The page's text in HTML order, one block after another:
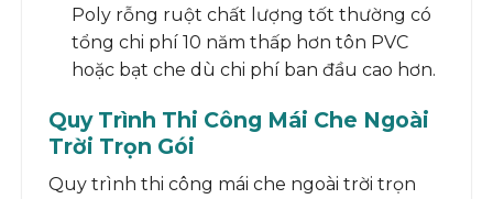
Poly rỗng ruột chất lượng tốt thường có
tổng chi phí 10 năm thấp hơn tôn PVC
hoặc bạt che dù chi phí ban đầu cao hơn.
Quy Trình Thi Công Mái Che Ngoài
Trời Trọn Gói
Quy trình thi công mái che ngoài trời trọn